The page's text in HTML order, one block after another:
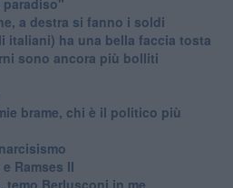
a destra si fanno i soldi
italiani) ha una bella faccia tosta
sono ancora più bolliti
brame, chi è il politico più
Ramses II
temo Berlusconi in me